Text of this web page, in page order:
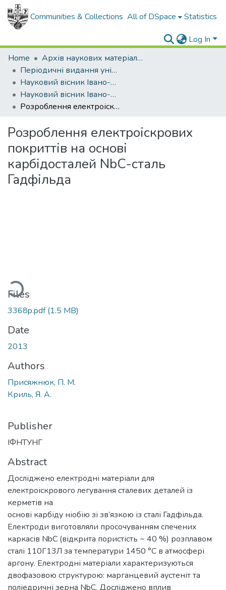
Communities & Collections All of DSpace Statistics
Log In
Home
Архів наукових матеріалів
Періодичні видання університету
Науковий вісник Івано-Франківського національного технічного університету нафти і газу
Науковий вісник Івано-Франківського національного технічного університету нафти і газу - 2013 - №2
Розроблення електроіскрових покриттів на основі карбідосталей NbC-сталь Гадфільда
Розроблення електроіскрових
покриттів на основі
карбідосталей NbC-сталь
Гадфільда
Loading...
Files
3368p.pdf(1.5 MB)
Date
2013
Authors
Присяжнюк, П. М.
Криль, Я. А.
Publisher
ІФНТУНГ
Abstract
Досліджено електродні матеріали для
електроіскрового легування сталевих деталей із
керметів на
основі карбіду ніобію зі зв’язкою із сталі Гадфільда.
Електроди виготовляли просочуванням спечених
каркасів NbC (відкрита пористість ~ 40 %) розплавом
сталі 110Г13Л за температури 1450 °С в атмосфері
аргону. Електродні матеріали характеризуються
двофазовою структурою: марганцевий аустеніт та
поліедричні зерна NbC. Досліджено вплив